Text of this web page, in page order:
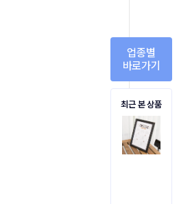
업종별
바로가기
최근 본 상품